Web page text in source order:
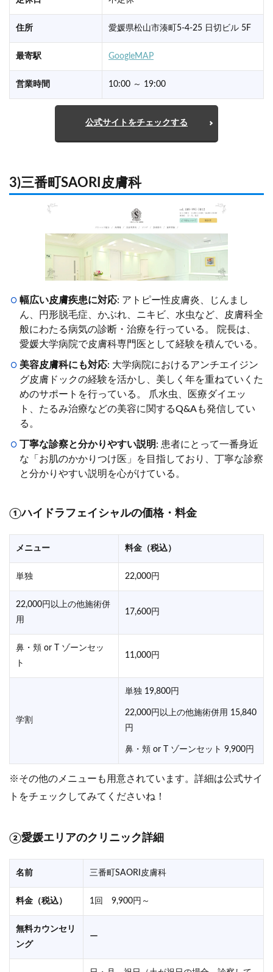
住所 愛媛県松山市湊町5-4-25 日切ビル 5F
最寄駅 GoogleMAP
営業時間 10:00 ～ 19:00
公式サイトをチェックする
3)三番町SAORI皮膚科
幅広い皮膚疾患に対応: アトピー性皮膚炎、じんまし
ん、円形脱毛症、かぶれ、ニキビ、水虫など、皮膚科全
般にわたる病気の診断・治療を行っている。 院長は、
愛媛大学病院で皮膚科専門医として経験を積んでいる。
美容皮膚科にも対応: 大学病院におけるアンチエイジン
グ皮膚ドックの経験を活かし、美しく年を重ねていくた
めのサポートを行っている。 爪水虫、医療ダイエッ
ト、たるみ治療などの美容に関するQ&Aも発信してい
る。
丁寧な診察と分かりやすい説明: 患者にとって一番身近
な「お肌のかかりつけ医」を目指しており、丁寧な診察
と分かりやすい説明を心がけている。
①ハイドラフェイシャルの価格・料金
メニュー 料金（税込）
単独 22,000円
22,000円以上の他施術併
用
17,600円
鼻・頬 or T ゾーンセッ
ト
11,000円
学割
単独 19,800円
22,000円以上の他施術併用 15,840
円
鼻・頬 or T ゾーンセット 9,900円
※その他のメニューも用意されています。詳細は公式サイ
トをチェックしてみてくださいね！
②愛媛エリアのクリニック詳細
名前 三番町SAORI皮膚科
料金（税込） 1回 9,900円～
無料カウンセリ
ング
ー